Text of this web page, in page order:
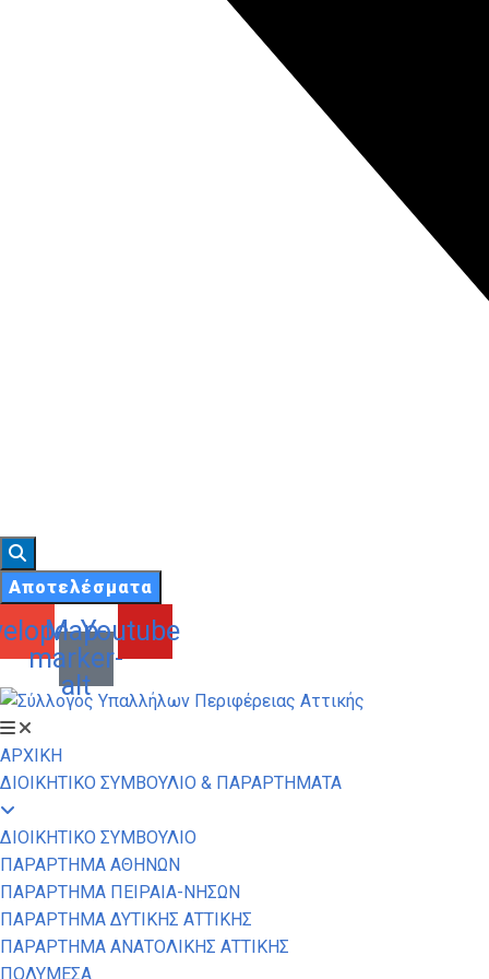
Αποτελέσματα
Map-
marker-
alt
Youtube
ΑΡΧΙΚΗ
ΔΙΟΙΚΗΤΙΚΟ ΣΥΜΒΟΥΛΙΟ & ΠΑΡΑΡΤΗΜΑΤΑ
ΔΙΟΙΚΗΤΙΚΟ ΣΥΜΒΟΥΛΙΟ
ΠΑΡΑΡΤΗΜΑ ΑΘΗΝΩΝ
ΠΑΡΑΡΤΗΜΑ ΠΕΙΡΑΙΑ-ΝΗΣΩΝ
ΠΑΡΑΡΤΗΜΑ ΔΥΤΙΚΗΣ ΑΤΤΙΚΗΣ
ΠΑΡΑΡΤΗΜΑ ΑΝΑΤΟΛΙΚΗΣ ΑΤΤΙΚΗΣ
ΠΟΛΥΜΕΣΑ